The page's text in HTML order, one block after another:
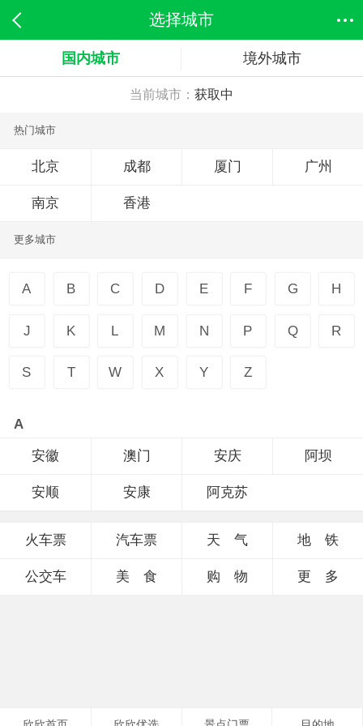
选择城市
国内城市 境外城市
当前城市： 获取中
热门城市
北京 成都 厦门 广州
南京 香港
更多城市
A B C D E F G H
J K L M N P Q R
S T W X Y Z
A
安徽 澳门 安庆 阿坝
安顺 安康 阿克苏
火车票 汽车票 天 气 地 铁
公交车 美 食 购 物 更 多